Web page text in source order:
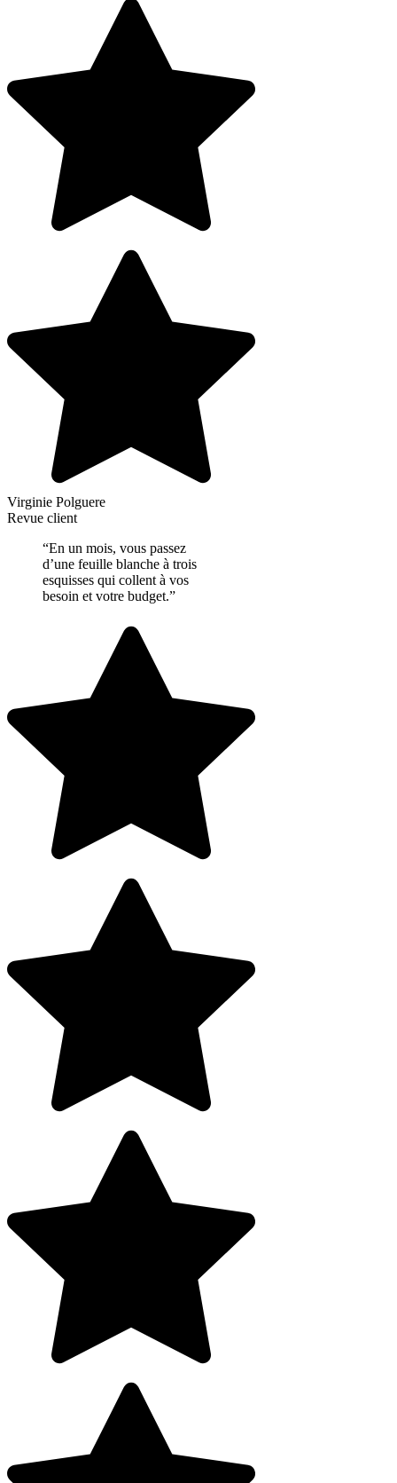
Virginie Polguere
Revue client
“En un mois, vous passez
d’une feuille blanche à trois
esquisses qui collent à vos
besoin et votre budget.”